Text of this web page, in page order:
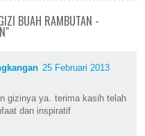
BUAH RAMBUTAN -
25 Februari 2013
gizinya ya. terima kasih telah
dan inspiratif